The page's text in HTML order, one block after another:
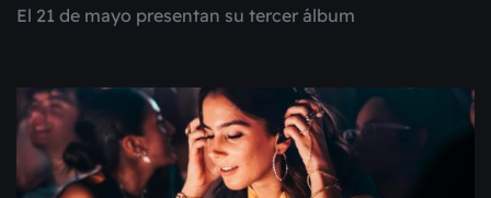
El 21 de mayo presentan su tercer álbum